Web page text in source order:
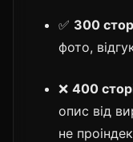
✅ 300
фото,
❌ 400
опис від
не